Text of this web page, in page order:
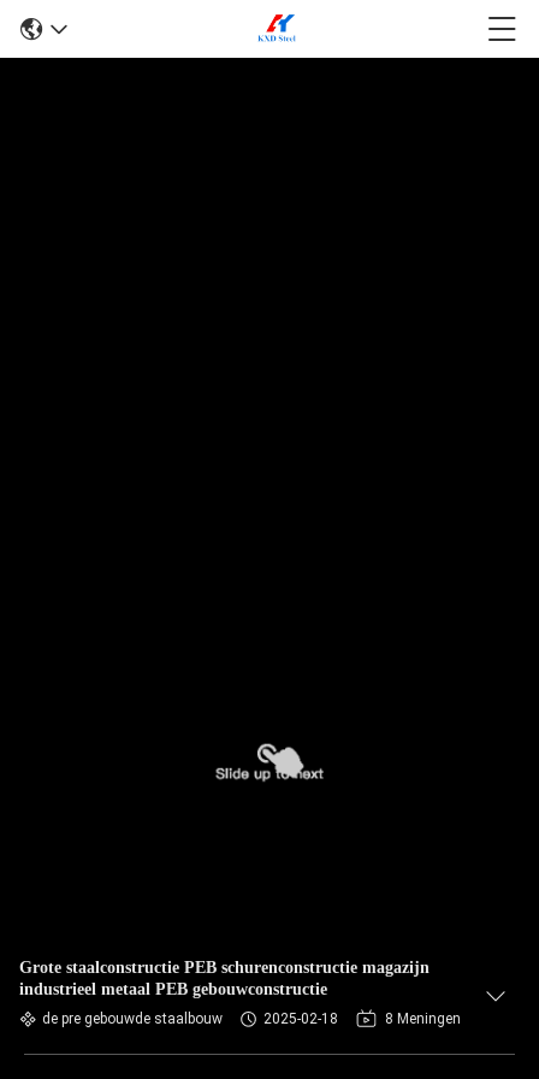
Grote staalconstructie PEB schurenconstructie magazijn
industrieel metaal PEB gebouwconstructie
de pre gebouwde staalbouw 2025-02-18 8 Meningen